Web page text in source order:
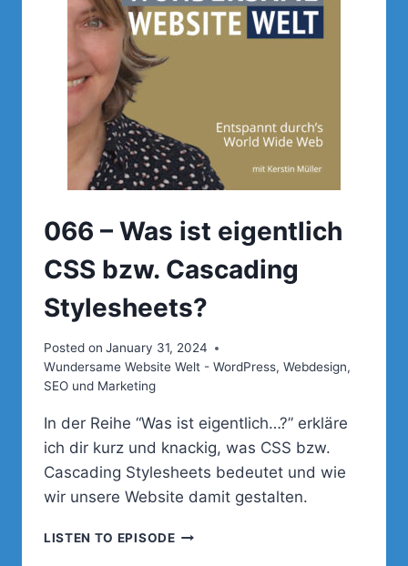
066 – Was ist eigentlich
CSS bzw. Cascading
Stylesheets?
Posted on January 31, 2024
Wundersame Website Welt - WordPress, Webdesign,
SEO und Marketing
In der Reihe “Was ist eigentlich…?” erkläre
ich dir kurz und knackig, was CSS bzw.
Cascading Stylesheets bedeutet und wie
wir unsere Website damit gestalten.
LISTEN TO EPISODE066